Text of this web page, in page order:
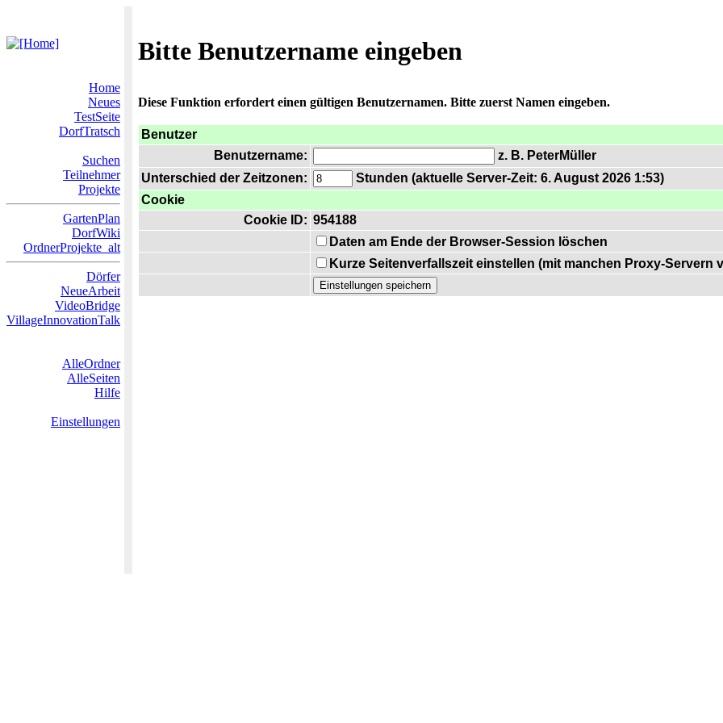
Bitte Benutzername eingeben
Home
Neues
TestSeite
DorfTratsch
Suchen
Teilnehmer
Projekte
GartenPlan
DorfWiki
OrdnerProjekte_alt
Dörfer
NeueArbeit
VideoBridge
VillageInnovationTalk
AlleOrdner
AlleSeiten
Hilfe
Einstellungen
Diese Funktion erfordert einen gültigen Benutzernamen. Bitte zuerst Namen eingeben.
Benutzer
Benutzername:
z. B. PeterMüller
Unterschied der Zeitzonen:
Stunden (aktuelle Server-Zeit: 6. August 2026 1:53)
Cookie
Cookie ID: 954188
Daten am Ende der Browser-Session löschen
Kurze Seitenverfallszeit einstellen (mit manchen Proxy-Servern